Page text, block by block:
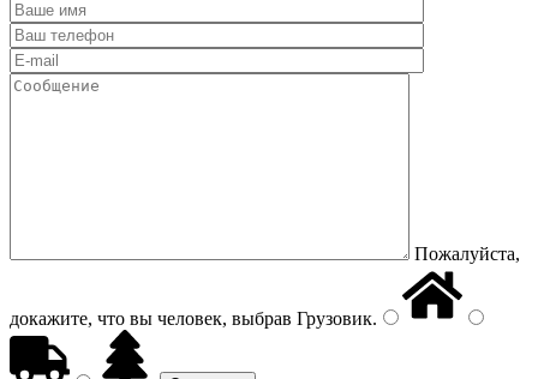
Пожалуйста,
докажите, что вы человек, выбрав Грузовик.